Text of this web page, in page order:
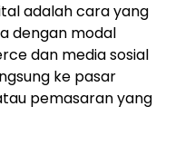
adalah cara yang
dengan modal
dan media sosial
ke pasar
pemasaran yang